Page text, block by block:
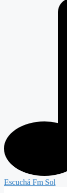
Escuchá Fm Sol